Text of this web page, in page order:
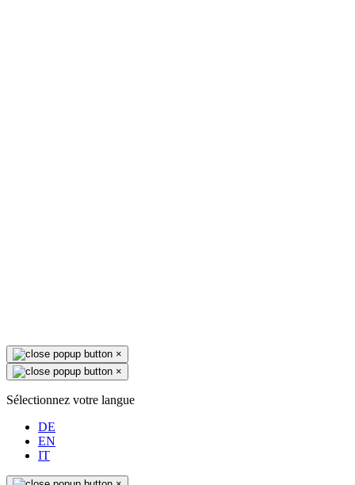
×
×
Sélectionnez votre langue
DE
EN
IT